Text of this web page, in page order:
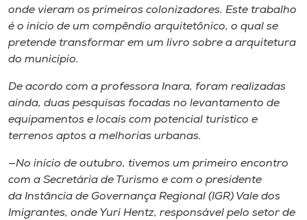
onde vieram os primeiros colonizadores. Este trabalho
é o início de um compêndio arquitetônico, o qual se
pretende transformar em um livro sobre a arquitetura
do município.
De acordo com a professora Inara, foram realizadas
ainda, duas pesquisas focadas no levantamento de
equipamentos e locais com potencial turístico e
terrenos aptos a melhorias urbanas.
—No início de outubro, tivemos um primeiro encontro
com a Secretária de Turismo e com o presidente
da Instância de Governança Regional (IGR) Vale dos
Imigrantes, onde Yuri Hentz, responsável pelo setor de